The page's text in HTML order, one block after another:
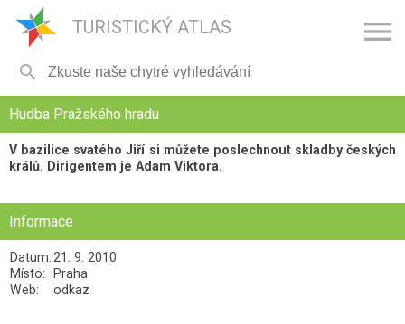
TURISTICKÝ ATLAS 

Hudba Pražského hradu
V bazilice svatého Jiří si můžete poslechnout skladby českých
králů. Dirigentem je Adam Viktora.
Informace
Datum: 21. 9. 2010
Místo:
Praha
Web:
odkaz